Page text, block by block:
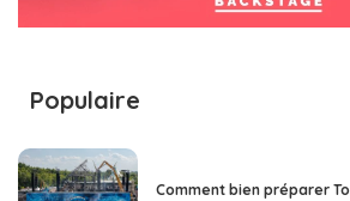
Populaire
Comment bien préparer